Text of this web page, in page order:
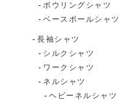
ボウリングシャツ
ベースボールシャツ
長袖シャツ
シルクシャツ
ワークシャツ
ネルシャツ
ヘビーネルシャツ